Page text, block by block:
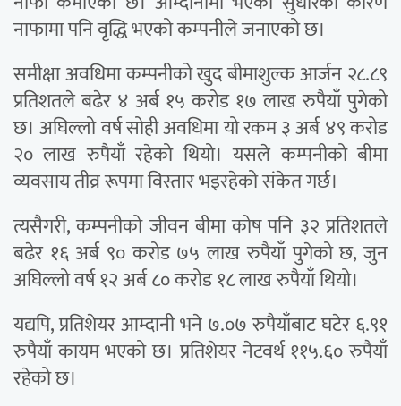
नाफामा पनि वृद्धि भएको कम्पनीले जनाएको छ।
समीक्षा अवधिमा कम्पनीको खुद बीमाशुल्क आर्जन २८.८९
प्रतिशतले बढेर ४ अर्ब १५ करोड १७ लाख रुपैयाँ पुगेको
छ। अघिल्लो वर्ष सोही अवधिमा यो रकम ३ अर्ब ४९ करोड
२० लाख रुपैयाँ रहेको थियो। यसले कम्पनीको बीमा
व्यवसाय तीव्र रूपमा विस्तार भइरहेको संकेत गर्छ।
त्यसैगरी, कम्पनीको जीवन बीमा कोष पनि ३२ प्रतिशतले
बढेर १६ अर्ब ९० करोड ७५ लाख रुपैयाँ पुगेको छ, जुन
अघिल्लो वर्ष १२ अर्ब ८० करोड १८ लाख रुपैयाँ थियो।
यद्यपि, प्रतिशेयर आम्दानी भने ७.०७ रुपैयाँबाट घटेर ६.९१
रुपैयाँ कायम भएको छ। प्रतिशेयर नेटवर्थ ११५.६० रुपैयाँ
रहेको छ।